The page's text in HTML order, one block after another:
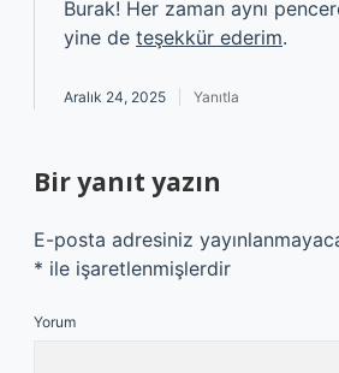
Burak! Her zaman aynı
yine de teşekkür ederim.
Aralık 24, 2025 Yanıtla
Bir yanıt yazın
E-posta adresiniz
* ile işaretlenmişlerdir
Yorum